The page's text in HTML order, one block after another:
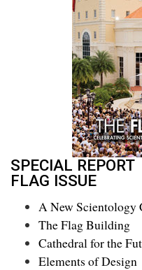
SPECIAL REPORT
FLAG ISSUE
A New Scientology
The Flag Building
Cathedral for the
Elements of Design